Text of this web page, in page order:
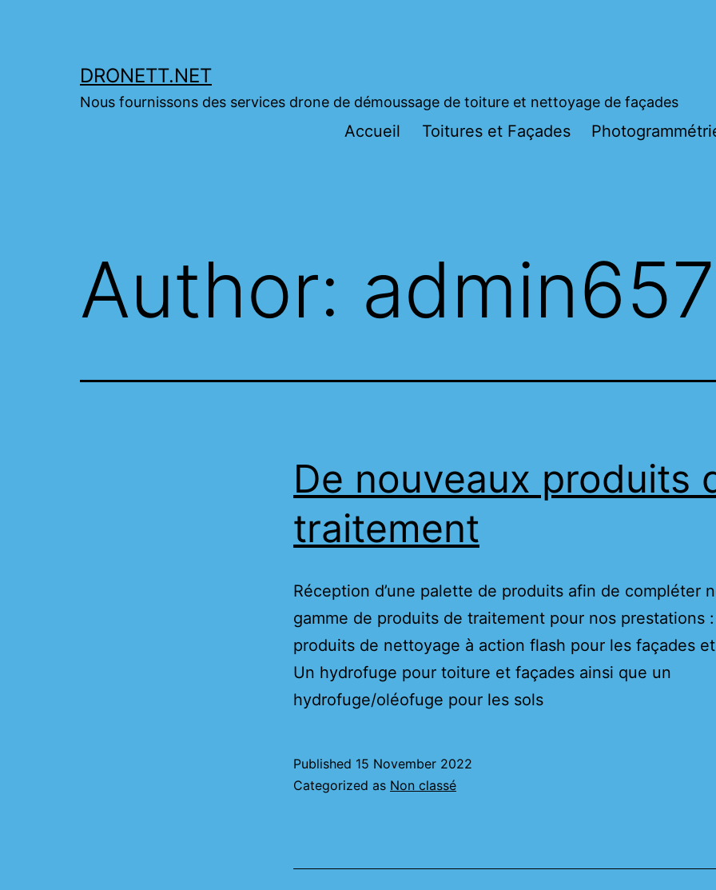
DRONETT.NET
Nous fournissons des services drone de démoussage de toiture et nettoyage de façades
Accueil Toitures et Façades
Author:
De nouveaux produits
traitement
Réception d’une palette de produits afin de compléter
gamme de produits de traitement pour nos prestations :
produits de nettoyage à action flash pour les façades
Un hydrofuge pour toiture et façades ainsi que un
hydrofuge/oléofuge pour les sols
Published 15 November 2022
Categorized as Non classé